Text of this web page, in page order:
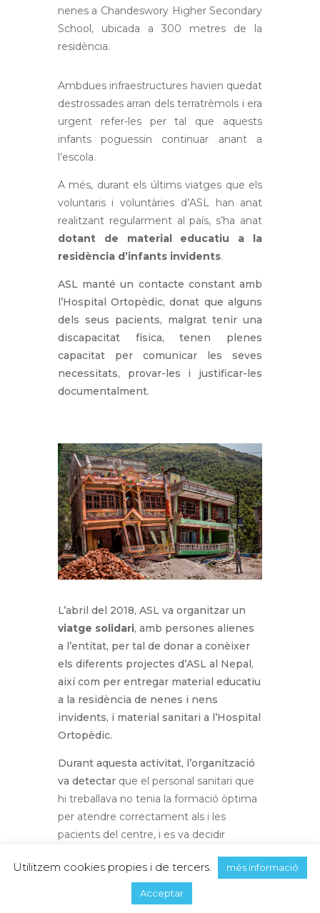
nenes a Chandeswory Higher Secondary
School, ubicada a 300 metres de la
residència.
Ambdues infraestructures havien quedat
destrossades arran dels terratrèmols i era
urgent refer-les per tal que aquests
infants poguessin continuar anant a
l’escola.
A més, durant els últims viatges que els
voluntaris i voluntàries d’ASL han anat
realitzant regularment al país, s’ha anat
dotant de material educatiu a la
residència d’infants invidents.
ASL manté un contacte constant amb
l’Hospital Ortopèdic, donat que alguns
dels seus pacients, malgrat tenir una
discapacitat física, tenen plenes
capacitat per comunicar les seves
necessitats, provar-les i justificar-les
documentalment.
L’abril del 2018, ASL va organitzar un
viatge solidari, amb persones alienes
a l’entitat, per tal de donar a conèixer
els diferents projectes d’ASL al Nepal,
així com per entregar material educatiu
a la residència de nenes i nens
invidents, i material sanitari a l’Hospital
Ortopèdic.
Durant aquesta activitat, l’organització
va detectar que el personal sanitari que
hi treballava no tenia la formació òptima
per atendre correctament als i les
pacients del centre, i es va decidir
formació i dotació de materials i
, no només per al personal del
centre, sinó també pels pacients.
Utilitzem cookies propies i de tercers. més informació
Acceptar